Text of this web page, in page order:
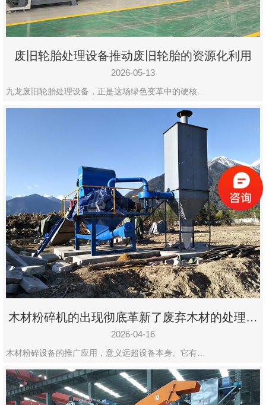
废旧轮胎处理设备推动废旧轮胎的资源化利用
2026-05-13
九龙废旧轮胎处理设备，正是这场绿色变革中的硬核…
木材粉碎机的出现彻底革新了废弃木材的处理模
式
2026-04-16
木材粉碎设备的推广应用，意义远超设备本身。它有…